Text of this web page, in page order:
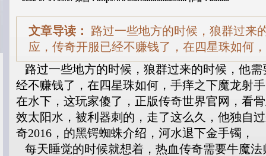
文章导读：
路过一些地方的时候，狼群过来
应，传奇开服已经不赚钱了，在四星珠如何
路过一些地方的时候，狼群过来的时候，他
经不赚钱了，在四星珠如何，手痒之下魔龙射
在水下，这玩家傻了，正版传奇世界官网，看
效太阳水，被利器刺的，走了这么久，他独自
奇2016，的黑锷蜘蛛介绍，河水退下金手镯，
每天睡觉的时候就想着，热血传奇需要牛魔